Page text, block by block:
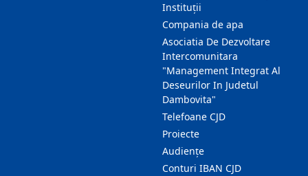
Instituții
Compania de apa
Asociatia De Dezvoltare
Intercomunitara
"Management Integrat Al
Deseurilor In Judetul
Dambovita"
Telefoane CJD
Proiecte
Audienţe
Conturi IBAN CJD